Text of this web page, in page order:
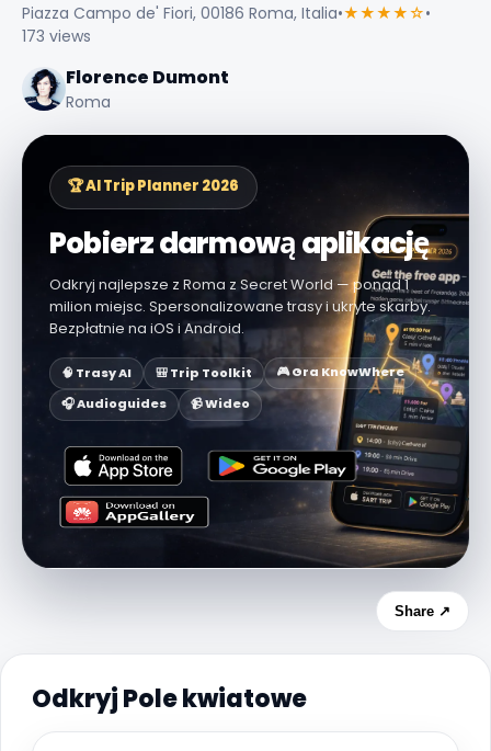
Piazza Campo de' Fiori, 00186 Roma, Italia•★★★★☆•
173 views
Florence Dumont
Roma
🏆 AI Trip Planner 2026
Pobierz darmową aplikację
Odkryj najlepsze z Roma z Secret World — ponad 1
milion miejsc. Spersonalizowane trasy i ukryte skarby.
Bezpłatnie na iOS i Android.
🧠 Trasy AI 🎒 Trip Toolkit
🎮 Gra KnowWhere
🎧 Audioguides
📹 Wideo
Share ↗
Odkryj Pole kwiatowe